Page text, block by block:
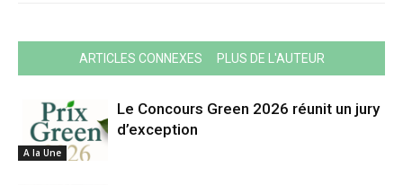
ARTICLES CONNEXES PLUS DE L'AUTEUR
A la Une
Le Concours Green 2026 réunit un jury
d’exception